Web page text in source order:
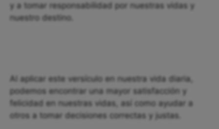
y a tomar responsabilidad por nuestras vidas y
nuestro destino.
Al aplicar este versículo en nuestra vida diaria,
podemos encontrar una mayor satisfacción y
felicidad en nuestras vidas, así como ayudar a
otros a tomar decisiones correctas y justas.